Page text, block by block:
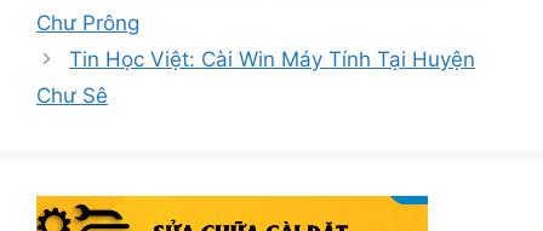
Chư Prông
Tin Học Việt: Cài Win Máy Tính Tại Huyện
Chư Sê